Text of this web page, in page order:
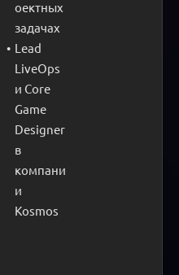
оектных
задачах
Lead
LiveOps
и Core
Game
Designer
в
компани
и
Kosmos